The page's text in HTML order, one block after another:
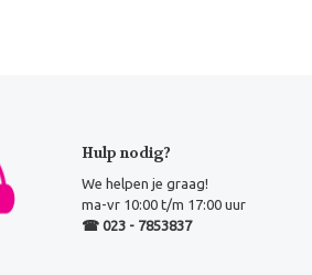
Hulp nodig?
We helpen je graag!
ma-vr 10:00 t/m 17:00 uur
☎ 023 - 7853837